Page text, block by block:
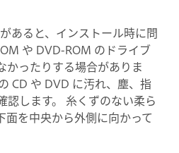
あると、インストール時に問
や DVD-ROM のドライブ
かったりする場合がありま
CD や DVD に汚れ、塵、指
認します。 糸くずのない柔ら
面を中央から外側に向かって